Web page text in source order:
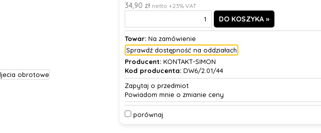
34,90 zł netto +23% VAT
Towar: Na zamówienie
Sprawdź dostępność na oddziałach
Producent: KONTAKT-SIMON
Kod producenta: DW6/2.01/44
Zapytaj o przedmiot
Powiadom mnie o zmianie ceny
porównaj